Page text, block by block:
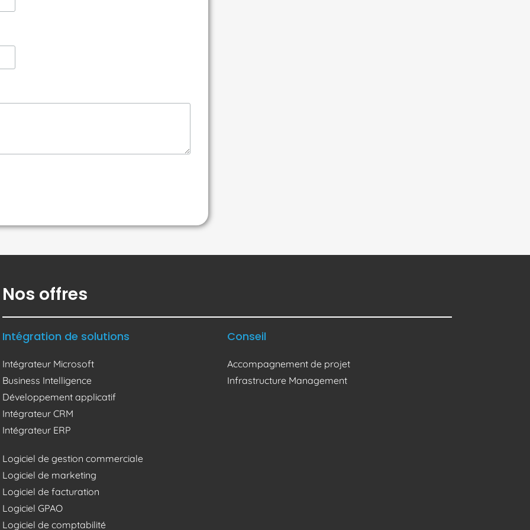
Nos offres
Intégration de solutions
Intégrateur Microsoft
Business Intelligence
Développement applicatif
Intégrateur CRM
Intégrateur ERP
Logiciel de gestion commerciale
Logiciel de marketing
Logiciel de facturation
Logiciel GPAO
Logiciel de comptabilité
Conseil
Accompagnement de projet
Infrastructure Management